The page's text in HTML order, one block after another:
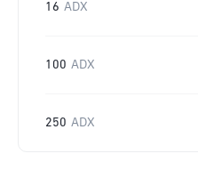
16 ADX
100 ADX
250 ADX